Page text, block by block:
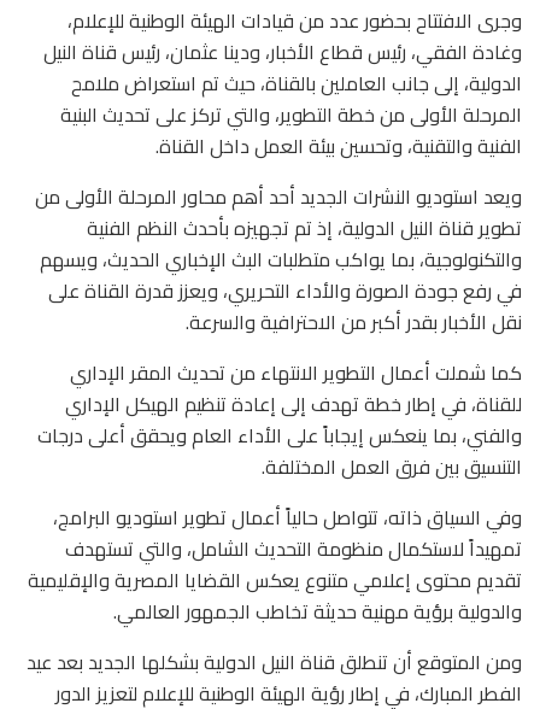
وجرى الافتتاح بحضور عدد من قيادات الهيئة الوطنية للإعلام،
وغادة الفقي، رئيس قطاع الأخبار، ودينا عثمان، رئيس قناة النيل
الدولية، إلى جانب العاملين بالقناة، حيث تم استعراض ملامح
المرحلة الأولى من خطة التطوير، والتي تركز على تحديث البنية
الفنية والتقنية، وتحسين بيئة العمل داخل القناة.
ويعد استوديو النشرات الجديد أحد أهم محاور المرحلة الأولى من
تطوير قناة النيل الدولية، إذ تم تجهيزه بأحدث النظم الفنية
والتكنولوجية، بما يواكب متطلبات البث الإخباري الحديث، ويسهم
في رفع جودة الصورة والأداء التحريري، ويعزز قدرة القناة على
نقل الأخبار بقدر أكبر من الاحترافية والسرعة.
كما شملت أعمال التطوير الانتهاء من تحديث المقر الإداري
للقناة، في إطار خطة تهدف إلى إعادة تنظيم الهيكل الإداري
والفني، بما ينعكس إيجاباً على الأداء العام ويحقق أعلى درجات
التنسيق بين فرق العمل المختلفة.
وفي السياق ذاته، تتواصل حالياً أعمال تطوير استوديو البرامج،
تمهيداً لاستكمال منظومة التحديث الشامل، والتي تستهدف
تقديم محتوى إعلامي متنوع يعكس القضايا المصرية والإقليمية
والدولية برؤية مهنية حديثة تخاطب الجمهور العالمي.
ومن المتوقع أن تنطلق قناة النيل الدولية بشكلها الجديد بعد عيد
الفطر المبارك، في إطار رؤية الهيئة الوطنية للإعلام لتعزيز الدور